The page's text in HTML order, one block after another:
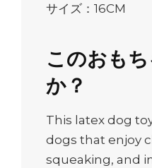
サイズ：16CM
このおも
か？
This latex dog
dogs that enjoy
squeaking, and